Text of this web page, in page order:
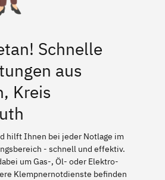
Schnelle
aus
Kreis
hilft Ihnen bei jeder Notlage im
- schnell und effektiv.
um Gas-, Öl- oder Elektro-
Klempnernotdienste befinden